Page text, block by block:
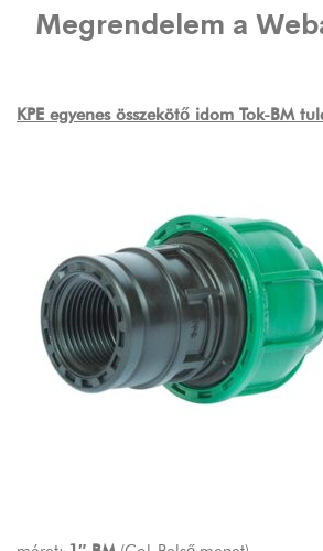
Megrendelem a
KPE egyenes összekötő idom Tok-BM